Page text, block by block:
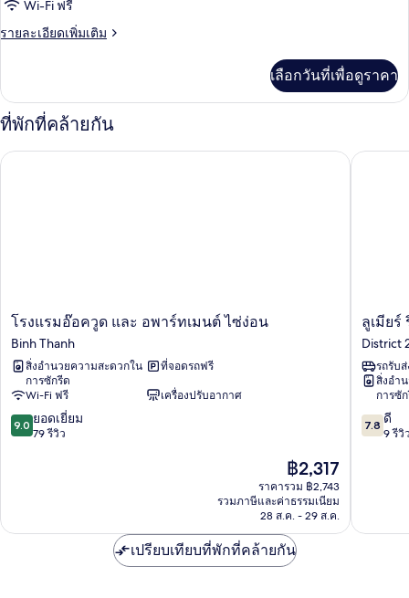
ของ
Studio
Wi-Fi ฟรี
รายละเอียดเพิ่มเติม
ราย
เกี่ยว
กับ
Studio
เลือกวันที่เพื่อดูราคา
ที่พักที่คล้ายกัน
โรง
แร
มอ๊อควูด
และ
พาร์
ท
เมน
โรงแรมอ๊อควูด และ อพาร์ทเมนต์ ไซ่ง่อน
Binh Thanh
สิ่งอำนวยความสะดวกใน
การซักรีด
ที่จอดรถฟรี
Wi-Fi ฟรี
เครื่องปรับอากาศ
9.0
จาก
9.0 ยอดเยี่ยม
79 รีวิว
ราคา
ปัจจุบัน
คือ
฿2,317
฿2,317
ราคารวม ฿2,743
รวมภาษีและค่าธรรมเนียม
28 ส.ค. - 29 ส.ค.
โรงแรมอ๊อควูด และ อพาร์ทเมนต์ ไซ่ง่อน
ลู
เมีย
ร์
ริ
เวอร์
ไซด์
พรีเมียร์
เรส
ลูเมียร์
District
รถรับ
สิ่งอำ
การซั
7.8
จาก
7.8 ดี
9 รีวิ
ลูเมียร์ ริ
เปรียบเทียบที่พักที่คล้ายกัน